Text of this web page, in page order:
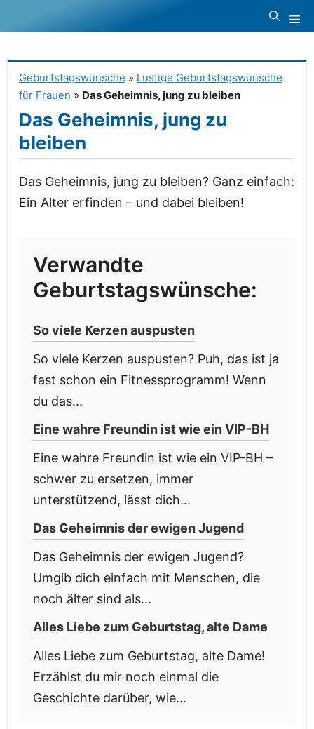
Inhalt
Geburtstagswünsche » Lustige Geburtstagswünsche
für Frauen » Das Geheimnis, jung zu bleiben
Das Geheimnis, jung zu
bleiben
Das Geheimnis, jung zu bleiben? Ganz einfach:
Ein Alter erfinden – und dabei bleiben!
Verwandte
Geburtstagswünsche:
So viele Kerzen auspusten
So viele Kerzen auspusten? Puh, das ist ja
fast schon ein Fitnessprogramm! Wenn
du das...
Eine wahre Freundin ist wie ein VIP-BH
Eine wahre Freundin ist wie ein VIP-BH –
schwer zu ersetzen, immer
unterstützend, lässt dich...
Das Geheimnis der ewigen Jugend
Das Geheimnis der ewigen Jugend?
Umgib dich einfach mit Menschen, die
noch älter sind als...
Alles Liebe zum Geburtstag, alte Dame
Alles Liebe zum Geburtstag, alte Dame!
Erzählst du mir noch einmal die
Geschichte darüber, wie...